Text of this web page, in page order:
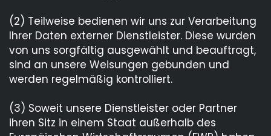
(2) Teilweise bedienen wir uns zur Verarbeitung
Ihrer Daten externer Dienstleister. Diese wurden
von uns sorgfältig ausgewählt und beauftragt,
sind an unsere Weisungen gebunden und
werden regelmäßig kontrolliert.
(3) Soweit unsere Dienstleister oder Partner
ihren Sitz in einem Staat außerhalb des